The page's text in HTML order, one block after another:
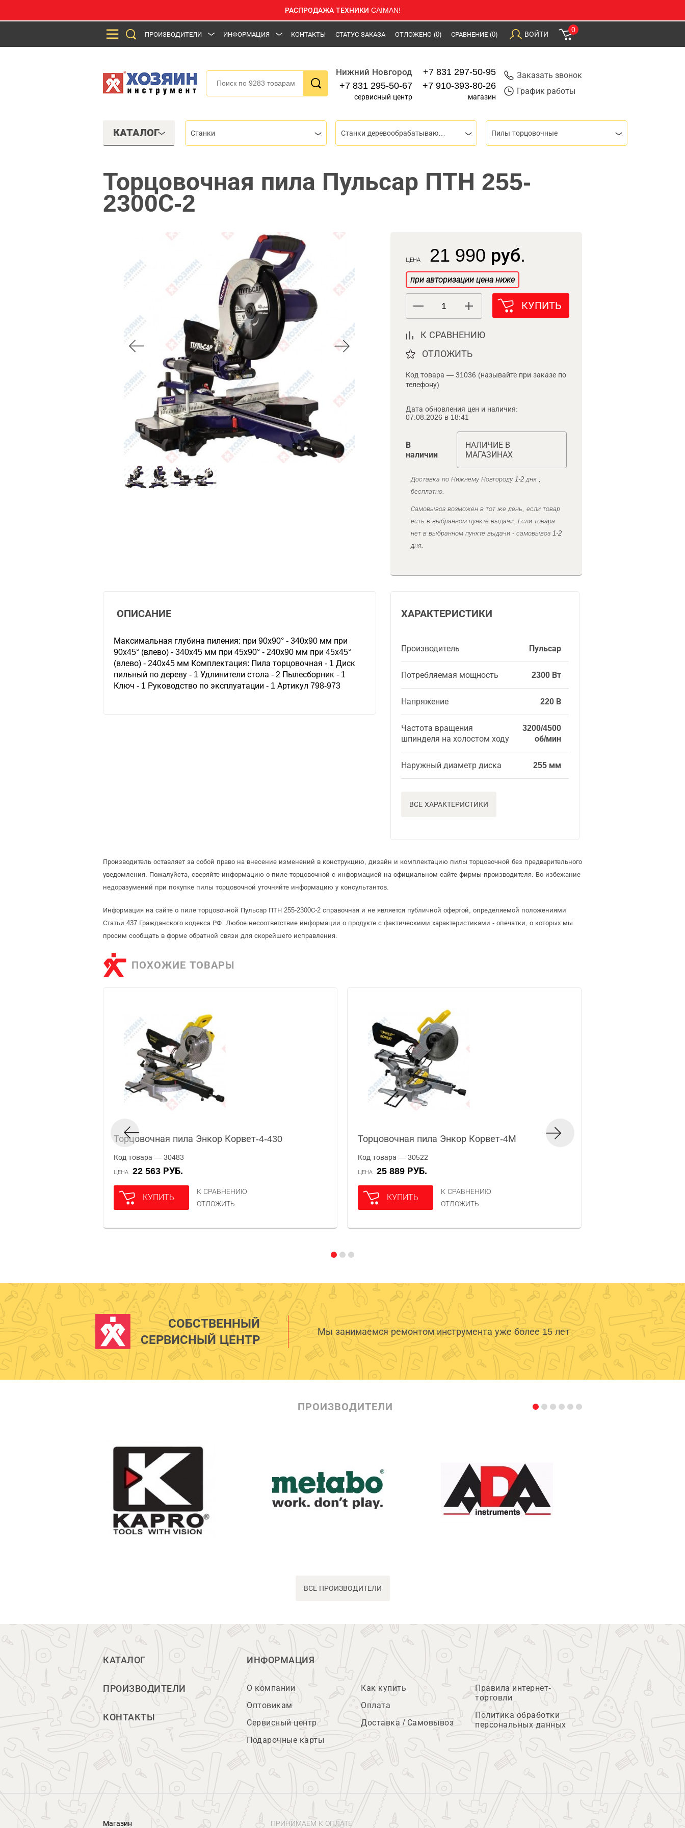
РАСПРОДАЖА ТЕХНИКИ CAIMAN!
ПРОИЗВОДИТЕЛИ ИНФОРМАЦИЯ КОНТАКТЫ СТАТУС ЗАКАЗА ОТЛОЖЕНО (0) СРАВНЕНИЕ (0) ВОЙТИ
0
Нижний Новгород
+7 831 295-50-67
сервисный центр
+7 831 297-50-95
+7 910-393-80-26
магазин
Заказать звонок
График работы
КАТАЛОГ Станки Пилы торцовочные
Торцовочная пила Пульсар ПТН 255-
2300С-2
ЦЕНА 21 990 руб.
при авторизации цена ниже
КУПИТЬ
К СРАВНЕНИЮ
ОТЛОЖИТЬ
Код товара — 31036 (называйте при заказе по
телефону)
Дата обновления цен и наличия:
07.08.2026 в 18:41
В
наличии
НАЛИЧИЕ В
МАГАЗИНАХ
Доставка по Нижнему Новгороду 1-2 дня ,
бесплатно.
Самовывоз возможен в тот же день, если товар
есть в выбранном пункте выдачи. Если товара
нет в выбранном пункте выдачи - самовывоз 1-2
дня.
ХАРАКТЕРИСТИКИ
Производитель Пульсар
Потребляемая мощность 2300 Вт
Напряжение 220 В
Частота вращения
шпинделя на холостом ходу
3200/4500
об/мин
Наружный диаметр диска 255 мм
ВСЕ ХАРАКТЕРИСТИКИ
ОПИСАНИЕ
Максимальная глубина пиления: при 90х90° - 340х90 мм при
90х45° (влево) - 340х45 мм при 45х90° - 240х90 мм при 45х45°
(влево) - 240х45 мм Комплектация: Пила торцовочная - 1 Диск
пильный по дереву - 1 Удлинители стола - 2 Пылесборник - 1
Ключ - 1 Руководство по эксплуатации - 1 Артикул 798-973
Производитель оставляет за собой право на внесение изменений в конструкцию, дизайн и комплектацию пилы торцовочной без предварительного
уведомления. Пожалуйста, сверяйте информацию о пиле торцовочной с информацией на официальном сайте фирмы-производителя. Во избежание
недоразумений при покупке пилы торцовочной уточняйте информацию у консультантов.
Информация на сайте о пиле торцовочной Пульсар ПТН 255-2300С-2 справочная и не является публичной офертой, определяемой положениями
Статьи 437 Гражданского кодекса РФ. Любое несоответствие информации о продукте с фактическими характеристиками - опечатки, о которых мы
просим сообщать в форме обратной связи для скорейшего исправления.
ПОХОЖИЕ ТОВАРЫ
Торцовочная пила Энкор Корвет-4-430
Код товара — 30483
ЦЕНА 22 563 РУБ.
КУПИТЬ
К СРАВНЕНИЮ
ОТЛОЖИТЬ
Торцовочная пила Энкор Корвет-4М
Код товара — 30522
ЦЕНА 25 889 РУБ.
КУПИТЬ
К СРАВНЕНИЮ
ОТЛОЖИТЬ
СОБСТВЕННЫЙ
СЕРВИСНЫЙ ЦЕНТР
Мы занимаемся ремонтом инструмента уже более 15 лет
ПРОИЗВОДИТЕЛИ
ВСЕ ПРОИЗВОДИТЕЛИ
КАТАЛОГ
ПРОИЗВОДИТЕЛИ
КОНТАКТЫ
ИНФОРМАЦИЯ
О компании
Оптовикам
Сервисный центр
Подарочные карты
Как купить
Оплата
Доставка / Самовывоз
Правила интернет-
торговли
Политика обработки
персональных данных
Магазин ПРИНИМАЕМ К ОПЛАТЕ